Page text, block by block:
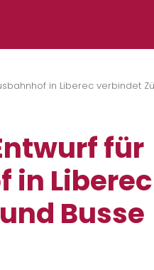
in Liberec verbindet
für
in Liberec
Busse